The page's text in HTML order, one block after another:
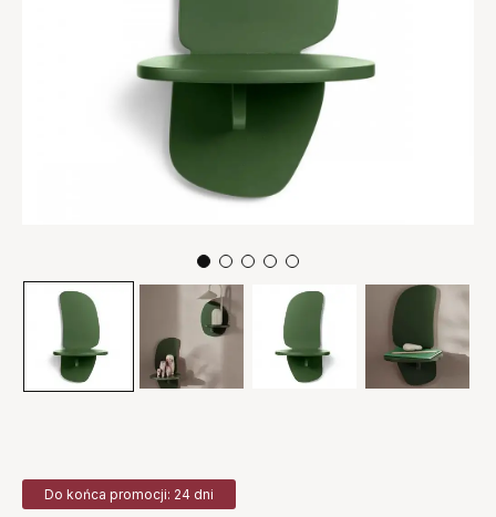
Do końca promocji: 24 dni